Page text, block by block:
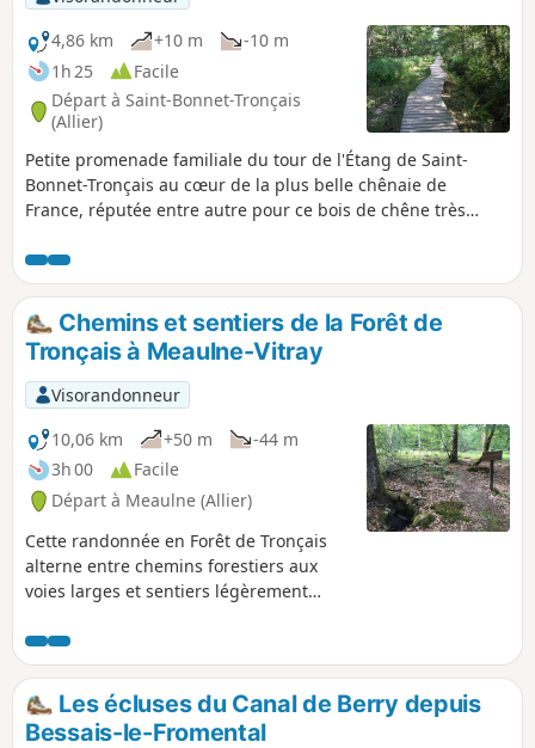
4,86 km
+10 m
-10 m
1h 25
Facile
Départ à Saint-Bonnet-Tronçais
(Allier)
Petite promenade familiale du tour de l'Étang de Saint-
Bonnet-Tronçais au cœur de la plus belle chênaie de
France, réputée entre autre pour ce bois de chêne très
vignobles. Vous découvrirez de magnifiques chênes au fut
parfaitement rectilignes.
Chemins et sentiers de la Forêt de
Tronçais à Meaulne-Vitray
Visorandonneur
10,06 km
+50 m
-44 m
3h 00
Facile
Départ à Meaulne (Allier)
Cette randonnée en Forêt de Tronçais
alterne entre chemins forestiers aux
voies larges et sentiers légèrement
passerez devant le fond Begault,
observerez les différents stades de
l'exploitation forestière.
Les écluses du Canal de Berry depuis
Bessais-le-Fromental